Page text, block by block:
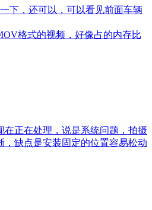
下，还可以，可以看见前面车辆
格式的视频，好像占的内存比
在正在处理，说是系统问题，拍摄
，缺点是安装固定的位置容易松动